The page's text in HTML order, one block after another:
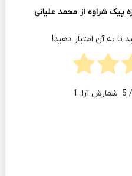
پیک شراوه از محمد علیانی
تا به آن امتیاز دهید!
/ 5. شمارش آرا: 1